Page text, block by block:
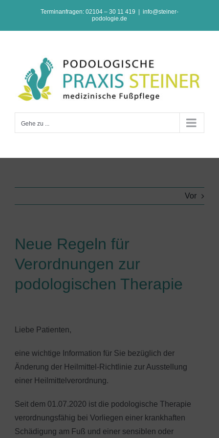
springen
Terminanfragen: 02104 – 30 11 419
info@steiner-
podologie.de
Gehe zu ...
Vor
Neue Regeln für
Verordnungen zur
podologischen Therapie
Liebe Patienten,
eine wichtige Information für Sie bezüglich der
Änderung der Heilmittel-Richtlinie zur Ausstellung
einer Heilmittelverordnung.
Seit dem 01.07.2020 ist die podologische Therapie
verordnungsfähig bei Vorliegen einer krankhaften
Schädigung am Fuß und einer sensiblen oder